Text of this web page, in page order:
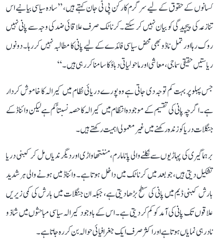
کسانوں کے حقوق کے لیے سرگرم کارکن پی ٹی جان کہتے ہیں، ’’سادہ سیاسی بیانیے اس
تنازعہ کی پیچیدگی کو بیان نہیں کر سکتے۔ کرناٹک صرف علاقائی ضد کی وجہ سے پانی نہیں
روک رہا اور تمل ناڈو بھی محض سیاسی فائدے کے لیے پانی کا مطالبہ نہیں کر رہا۔ دونوں
ریاستیں حقیقی سماجی، معاشی اور ماحولیاتی دباؤ کا سامنا کر رہی ہیں۔‘‘
جس پہلو پر بہت کم توجہ دی جاتی ہے وہ پورے دریائی نظام میں کیرالہ کا خاموش کردار
ہے۔ اگرچہ پانی کی تقسیم کے موجودہ انتظام میں کیرالہ کا حصہ نسبتاً کم ہے لیکن وائناڈ کے
جنگلات دریا کو زندہ رکھنے میں غیر معمولی اہمیت رکھتے ہیں۔
برہماگیری کی پہاڑیوں سے نکلنے والی پانامارم، مننتھاواڑی اور دیگر ندیاں مل کر کبنی دریا
تشکیل دیتی ہیں، جو بعد میں کرناٹک میں داخل ہوتا ہے۔ وائناڈ میں ہونے والی ہر شدید
بارش کبنی ڈیم میں پانی کی سطح بڑھا دیتی ہے، جبکہ ان جنگلات میں بارش کی کمی زیریں
علاقوں تک پانی کی آمد کو کم کر دیتی ہے۔ اس کے باوجود کیرالہ سیاسی مباحثوں میں شاذ و
نادر ہی نمایاں ہوتا ہے اور اکثر صرف ایک جغرافیائی حوالہ بن کر رہ جاتا ہے۔